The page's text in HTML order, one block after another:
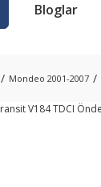
Bloglar
Mondeo 2001-2007